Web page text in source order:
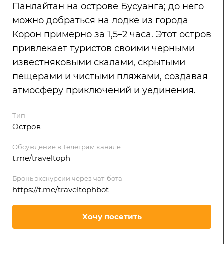
Панлайтан на острове Бусуанга; до него
можно добраться на лодке из города
Корон примерно за 1,5–2 часа. Этот остров
привлекает туристов своими черными
известняковыми скалами, скрытыми
пещерами и чистыми пляжами, создавая
атмосферу приключений и уединения.
Тип
Остров
Обсуждение в Телеграм канале
t.me/traveltoph
Бронь экскурсии через чат-бота
https://t.me/traveltophbot
Хочу посетить